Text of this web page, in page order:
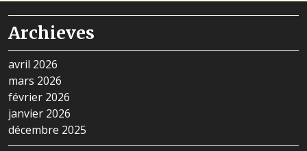
Archieves
avril 2026
mars 2026
février 2026
janvier 2026
décembre 2025